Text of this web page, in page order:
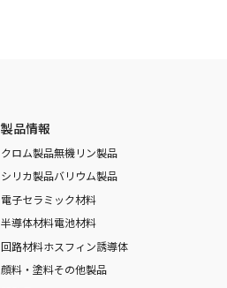
製品情報
クロム製品無機リン製品
シリカ製品バリウム製品
電子セラミック材料
半導体材料電池材料
回路材料ホスフィン誘導体
顔料・塗料その他製品